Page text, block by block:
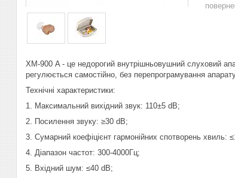
ХМ-900 A - це недорогий внутрішньовушний слуховий
регулюється самостійно, без перепрограмування
Технічні характеристики:
1. Максимальний вихідний звук: 110±5 dB;
2. Посилення звуку: ≥30 dB;
3. Сумарний коефіцієнт гармонійних спотворень хвиль:
4. Діапазон частот: 300-4000Гц;
5. Вхідний шум: ≤40 dB;